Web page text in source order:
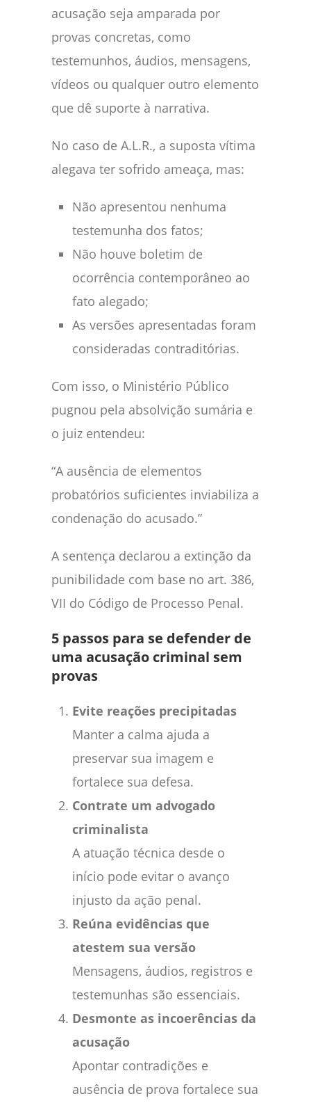
acusação seja amparada por
provas concretas, como
testemunhos, áudios, mensagens,
vídeos ou qualquer outro elemento
que dê suporte à narrativa.
No caso de A.L.R., a suposta vítima
alegava ter sofrido ameaça, mas:
Não apresentou nenhuma
testemunha dos fatos;
Não houve boletim de
ocorrência contemporâneo ao
fato alegado;
As versões apresentadas foram
consideradas contraditórias.
Com isso, o Ministério Público
pugnou pela absolvição sumária e
o juiz entendeu:
“A ausência de elementos
probatórios suficientes inviabiliza a
condenação do acusado.”
A sentença declarou a extinção da
punibilidade com base no art. 386,
VII do Código de Processo Penal.
5 passos para se defender de
uma acusação criminal sem
provas
Evite reações precipitadas
Manter a calma ajuda a
preservar sua imagem e
fortalece sua defesa.
Contrate um advogado
criminalista
A atuação técnica desde o
início pode evitar o avanço
injusto da ação penal.
Reúna evidências que
atestem sua versão
Mensagens, áudios, registros e
testemunhas são essenciais.
Desmonte as incoerências da
acusação
Apontar contradições e
ausência de prova fortalece sua